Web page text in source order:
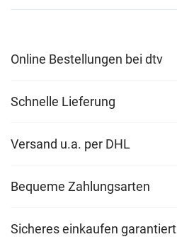
Online Bestellungen bei dtv
Schnelle Lieferung
Versand u.a. per DHL
Bequeme Zahlungsarten
Sicheres einkaufen garantiert